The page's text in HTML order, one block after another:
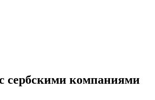
сербскими компаниями